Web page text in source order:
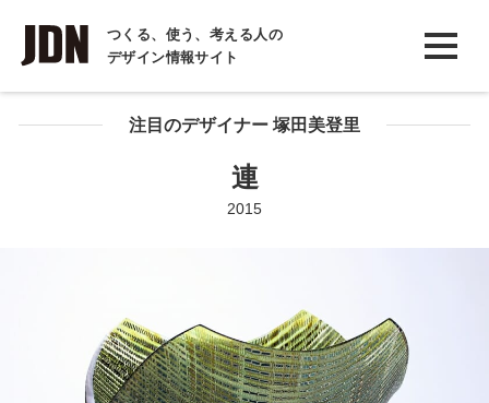
つくる、使う、考える人の
デザイン情報サイト
INTERVIEW
インタビュー
REPORT注目のデザイナー 塚田美登里
連
2015